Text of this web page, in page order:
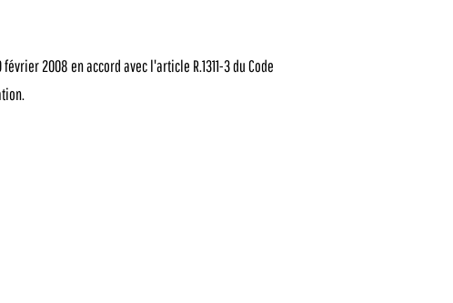
2008 en accord avec l'article R.1311-3 du Code